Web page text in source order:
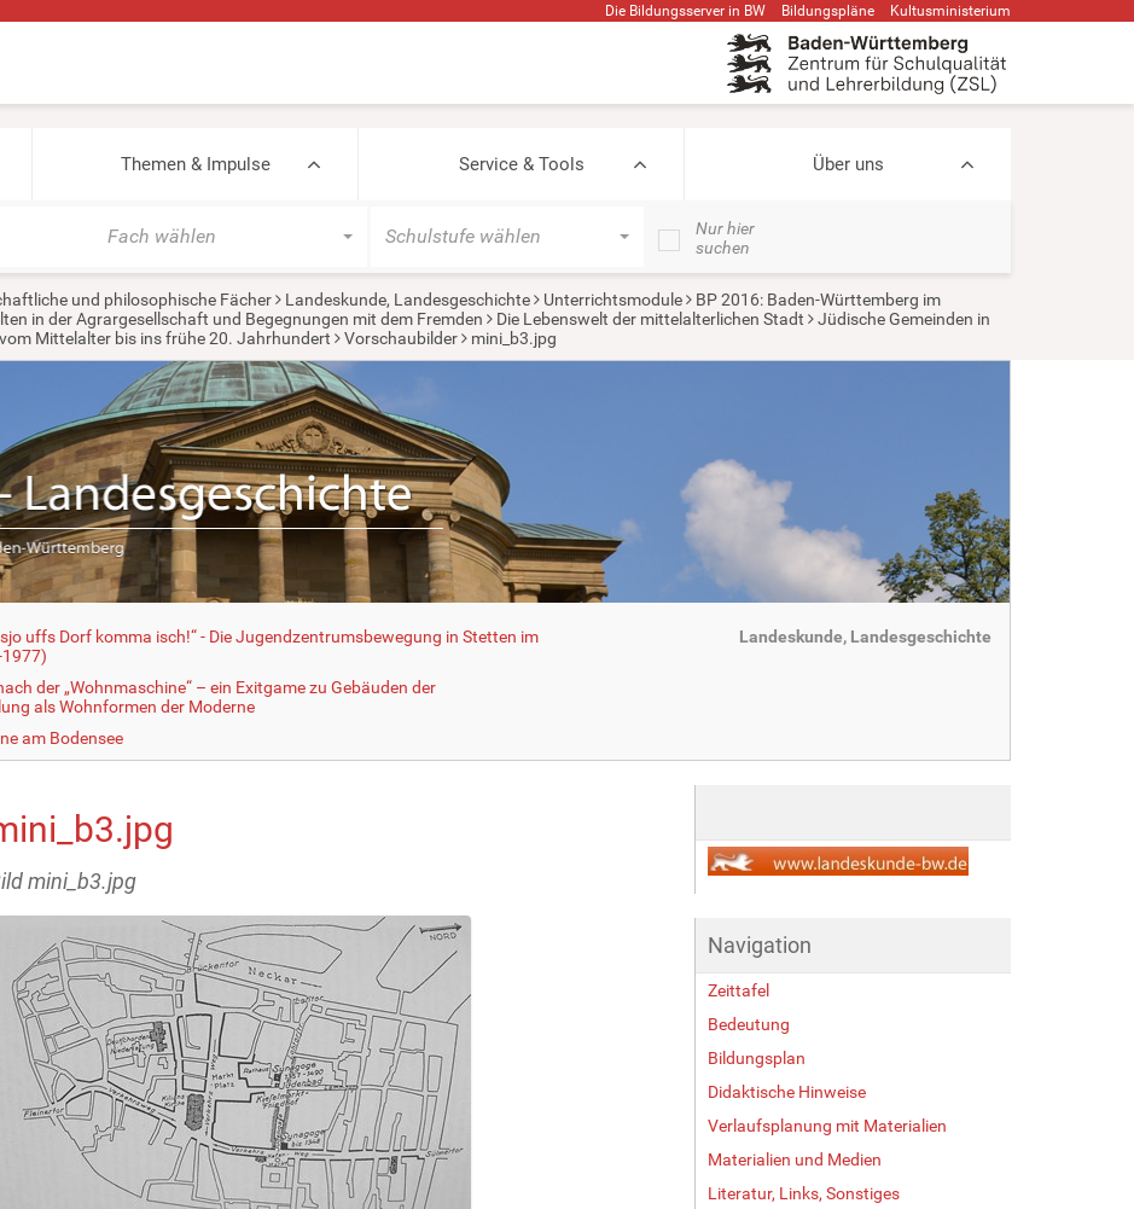
Die Bildungsserver in BW Bildungspläne Kultusministerium
Themen & Impulse Service & Tools Über uns
Fach wählen Schulstufe wählen
Nur hier
suchen
und philosophische Fächer Landeskunde, Landesgeschichte Unterrichtsmodule
BP 2016: Baden-Württemberg im
in der Agrargesellschaft und Begegnungen mit dem Fremden Die Lebenswelt der mittelalterlichen Stadt
Jüdische Gemeinden in
Mittelalter bis ins frühe 20. Jahrhundert
Vorschaubilder mini_b3.jpg
uffs Dorf komma isch!“ - Die Jugendzentrumsbewegung in Stetten im
der „Wohnmaschine“ – ein Exitgame zu Gebäuden der
als Wohnformen der Moderne
am Bodensee
Landeskunde, Landesgeschichte
mini_b3.jpg
Navigation
Zeittafel
Bedeutung
Bildungsplan
Didaktische Hinweise
Verlaufsplanung mit Materialien
Materialien und Medien
Literatur, Links, Sonstiges